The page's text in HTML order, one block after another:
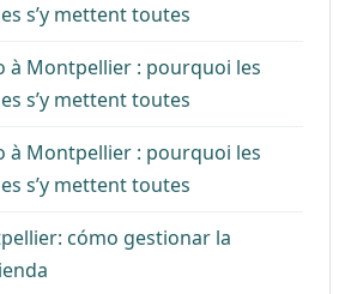
s’y mettent toutes
à Montpellier : pourquoi les
s’y mettent toutes
à Montpellier : pourquoi les
s’y mettent toutes
cómo gestionar la